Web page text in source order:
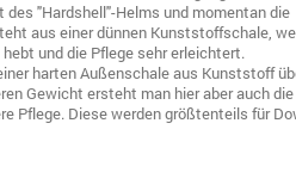
"Hardshell"-Helms und momentan die
aus einer dünnen Kunststoffschale,
und die Pflege sehr erleichtert.
harten Außenschale aus Kunststoff
Gewicht ersteht man hier aber auch
Pflege. Diese werden größtenteils für